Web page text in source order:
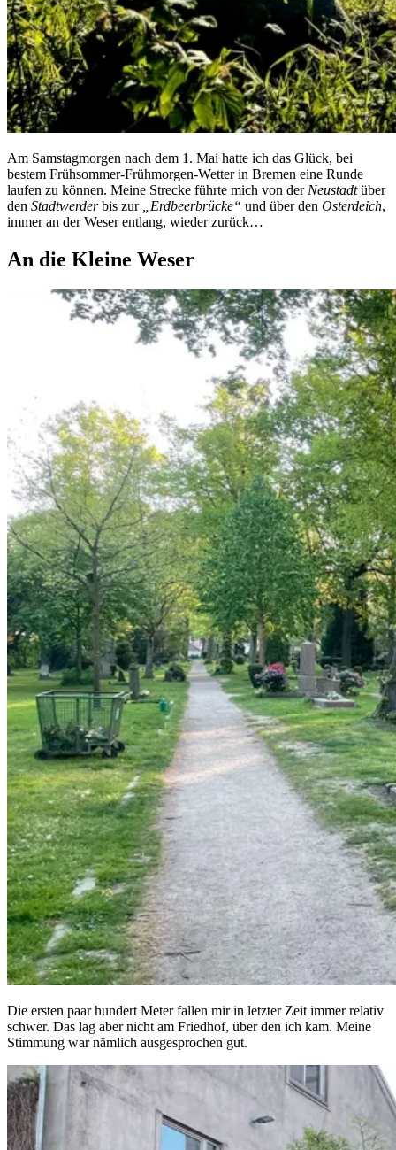
Am Samstagmorgen nach dem 1. Mai hatte ich das Glück, bei
bestem Frühsommer-Frühmorgen-Wetter in Bremen eine Runde
laufen zu können. Meine Strecke führte mich von der Neustadtüber
den Stadtwerderbis zur „Erdbeerbrücke“ und über den Osterdeich,
immer an der Weser entlang, wieder zurück…
An die Kleine Weser
Die ersten paar hundert Meter fallen mir in letzter Zeit immer relativ
schwer. Das lag aber nicht am Friedhof, über den ich kam. Meine
Stimmung war nämlich ausgesprochen gut.